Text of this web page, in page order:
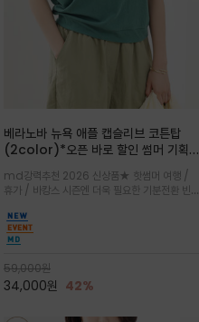
베라노바 뉴욕 애플 캡슬리브 코튼탑
(2color)*오픈 바로 할인 썸머 기획
★ 한정수량 제작 ★ 강연 코튼으로 빈
티지 프린트로 여름 하의와 모두 잘어울
리는 그래픽
md강력추천 2026 신상품★ 핫썸머 여행 /
휴가 / 바캉스 시즌엔 더욱 필요한 기분전환 빈티
부에 산뜻하게 닿는 프리미엄 /답답함 없는 라운
드 넥라인과 자연스럽게 어깨를 감싸는 캡슬리브
디자인이 팔 라인을 더욱 날씬
59,000원
34,000원 42%